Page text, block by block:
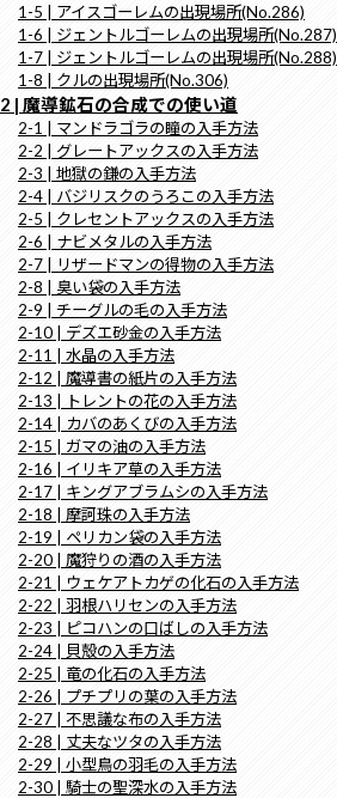
1-5 | アイスゴーレムの出現場所(No.286)
1-6 | ジェントルゴーレムの出現場所(No.287)
1-7 | ジェントルゴーレムの出現場所(No.288)
1-8 | クルの出現場所(No.306)
2 | 魔導鉱石の合成での使い道
2-1 | マンドラゴラの瞳の入手方法
2-2 | グレートアックスの入手方法
2-3 | 地獄の鎌の入手方法
2-4 | バジリスクのうろこの入手方法
2-5 | クレセントアックスの入手方法
2-6 | ナビメタルの入手方法
2-7 | リザードマンの得物の入手方法
2-8 | 臭い袋の入手方法
2-9 | チーグルの毛の入手方法
2-10 | デズエ砂金の入手方法
2-11 | 水晶の入手方法
2-12 | 魔導書の紙片の入手方法
2-13 | トレントの花の入手方法
2-14 | カバのあくびの入手方法
2-15 | ガマの油の入手方法
2-16 | イリキア草の入手方法
2-17 | キングアブラムシの入手方法
2-18 | 摩訶珠の入手方法
2-19 | ペリカン袋の入手方法
2-20 | 魔狩りの酒の入手方法
2-21 | ウェケアトカゲの化石の入手方法
2-22 | 羽根ハリセンの入手方法
2-23 | ピコハンの口ばしの入手方法
2-24 | 貝殻の入手方法
2-25 | 竜の化石の入手方法
2-26 | プチプリの葉の入手方法
2-27 | 不思議な布の入手方法
2-28 | 丈夫なツタの入手方法
2-29 | 小型鳥の羽毛の入手方法
2-30 | 騎士の聖深水の入手方法